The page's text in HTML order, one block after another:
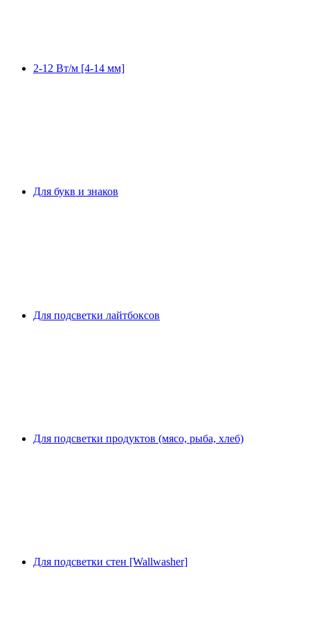
2-12 Вт/м [4-14 мм]
Для букв и знаков
Для подсветки лайтбоксов
Для подсветки продуктов (мясо, рыба, хлеб)
Для подсветки стен [Wallwasher]